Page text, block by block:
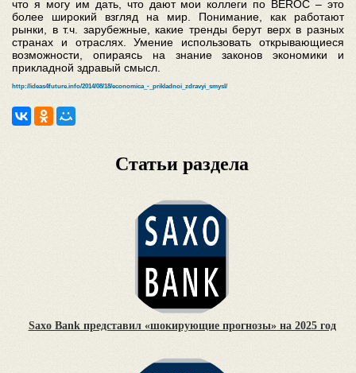
что я могу им дать, что дают мои коллеги по BEROC – это
более широкий взгляд на мир. Понимание, как работают
рынки, в т.ч. зарубежные, какие тренды берут верх в разных
странах и отраслях. Умение использовать открывающиеся
возможности, опираясь на знание законов экономики и
прикладной здравый смысл.
http://ideas4future.info/2014/08/18/economica_-_prikladnoi_zdravyi_smysl/
Статьи раздела
Saxo Bank представил «шокирующие прогнозы» на 2025 год